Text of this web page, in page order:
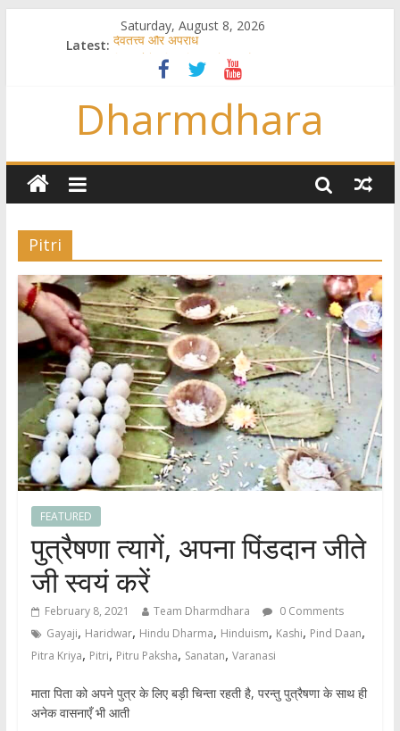
Saturday, August 8, 2026
Latest: देवतत्त्व और अपराध
स्त्रियाँ वेदाधिकारिणी क्यों नहीं हैं
विश्व का सबसे बड़ा और वैज्ञानिक समय गणना तन्त्र
तुम्हीं हो माता, पिता तुम्हीं हो ??
गौ सेवा और राजयोग
Dharmdhara
Pitri
FEATURED
पुत्रैषणा त्यागें, अपना पिंडदान जीते
जी स्वयं करें
February 8, 2021 Team Dharmdhara
0 Comments
Gayaji, Haridwar, Hindu Dharma, Hinduism, Kashi, Pind Daan,
Pitra Kriya, Pitri, Pitru Paksha, Sanatan, Varanasi
माता पिता को अपने पुत्र के लिए बड़ी चिन्ता रहती है, परन्तु पुत्रैषणा के साथ ही
अनेक वासनाएँ भी आती